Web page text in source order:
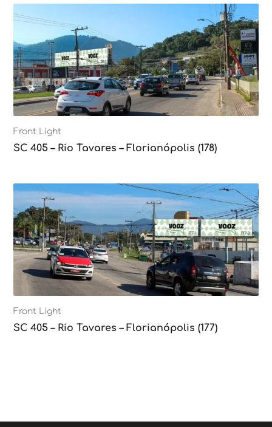
Front Light
SC 405 – Rio Tavares – Florianópolis (178)
Front Light
SC 405 – Rio Tavares – Florianópolis (177)